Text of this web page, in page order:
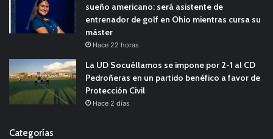
sueño americano: será asistente de
entrenador de golf en Ohio mientras cursa su
máster
Hace 22 horas
La UD Socuéllamos se impone por 2-1 al CD
Pedroñeras en un partido benéfico a favor de
Protección Civil
Hace 2 días
Categorías